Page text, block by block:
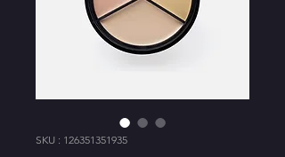
SKU : 126351351935